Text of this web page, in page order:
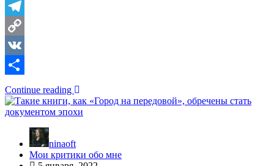
Telegram
Copy
Link
VK
Отправить
Continue reading
ninaoft
Мои критики обо мне